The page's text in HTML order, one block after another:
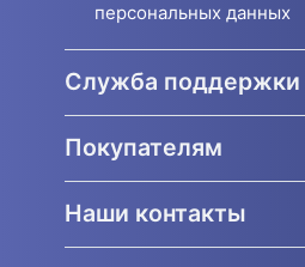
персональных данных
Служба поддержки
Покупателям
Наши контакты